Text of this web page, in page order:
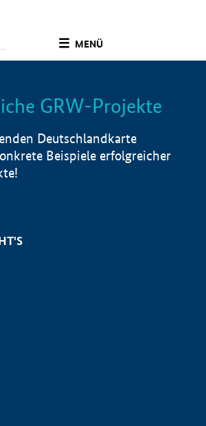
MENÜ
Info
GRW-Projekte
Deutschlandkarte
Beispiele erfolgreicher